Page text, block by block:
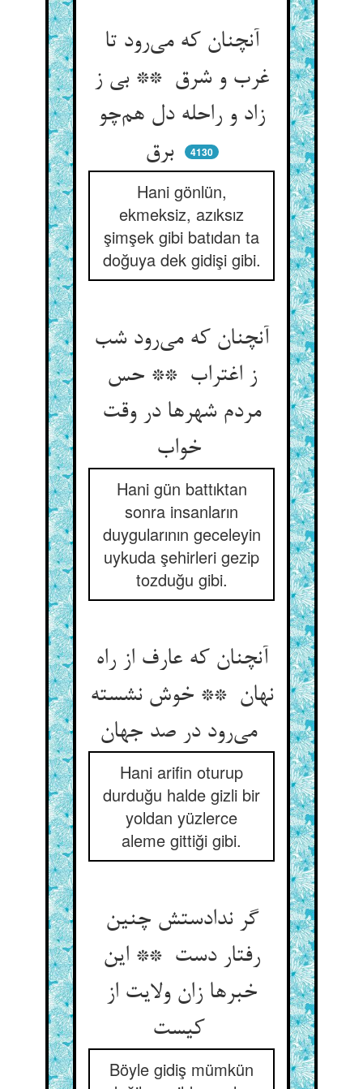
آنچنان که می‌رود تا
غرب و شرق ** بی ز
زاد و راحله دل هم‌چو
برق
4130
Hani gönlün,
ekmeksiz, azıksız
şimşek gibi batıdan ta
doğuya dek gidişi gibi.
آنچنان که می‌رود شب
ز اغتراب ** حس
مردم شهرها در وقت
خواب
Hani gün battıktan
sonra insanların
duygularının geceleyin
uykuda şehirleri gezip
tozduğu gibi.
آنچنان که عارف از راه
نهان ** خوش نشسته
می‌رود در صد جهان
Hani arifin oturup
durduğu halde gizli bir
yoldan yüzlerce
aleme gittiği gibi.
گر ندادستش چنین
رفتار دست ** این
خبرها زان ولایت از
Böyle gidiş mümkün